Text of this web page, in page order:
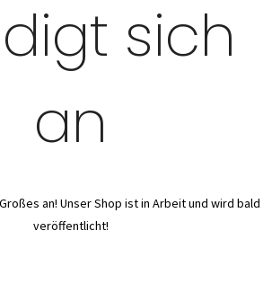
sich
an
an! Unser Shop ist in Arbeit und wird bald
veröffentlicht!